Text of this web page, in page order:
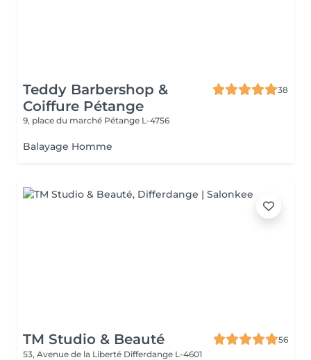
Teddy Barbershop &
Coiffure Pétange
38
9, place du marché Pétange L-4756
Balayage Homme
TM Studio & Beauté
56
53, Avenue de la Liberté Differdange L-4601